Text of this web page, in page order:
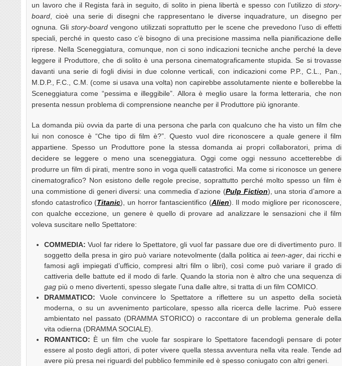
un lavoro che il Regista farà in seguito, di solito in piena libertà e spesso con l’utilizzo di story-
board , cioè una serie di disegni che rappresentano le diverse inquadrature, un disegno per
ognuna. Glistory-board vengono utilizzati soprattutto per le scene che prevedono l’uso di effetti
speciali, perché in questo caso c’è bisogno di una precisione massima nella pianificazione delle
riprese. Nella Sceneggiatura, comunque, non ci sono indicazioni tecniche anche perché la deve
leggere il Produttore, che di solito è una persona cinematograficamente stupida. Se si trovasse
davanti una serie di fogli divisi in due colonne verticali, con indicazioni come P.P., C.L., Pan.,
M.D.P., F.C., C.M. (come si usava una volta) non capirebbe assolutamente niente e bollerebbe la
Sceneggiatura come “pessima e illeggibile”. Allora è meglio usare la forma letteraria, che non
presenta nessun problema di comprensione neanche per il Produttore più ignorante.
La domanda più ovvia da parte di una persona che parla con qualcuno che ha visto un film che
lui non conosce è “Che tipo di film è?”. Questo vuol dire riconoscere a quale genere il film
appartiene. Spesso un Produttore pone la stessa domanda ai propri collaboratori, prima di
decidere se leggere o meno una sceneggiatura. Oggi come oggi nessuno accetterebbe di
produrre un film di pirati, mentre sono in voga quelli catastrofici. Ma come si riconosce un genere
cinematografico? Non esistono delle regole precise, soprattutto perché molto spesso un film è
una commistione di generi diversi: una commedia d’azione (Pulp Fiction), una storia d’amore a
sfondo catastrofico (Titanic), un horror fantascientifico (Alien). Il modo migliore per riconoscere,
con qualche eccezione, un genere è quello di provare ad analizzare le sensazioni che il film
voleva suscitare nello Spettatore:
COMMEDIA: Vuol far ridere lo Spettatore, gli vuol far passare due ore di divertimento puro. Il
soggetto della presa in giro può variare notevolmente (dalla politica ai teen-ager, dai ricchi e
famosi agli impiegati d’ufficio, compresi altri film o libri), così come può variare il grado di
cattiveria delle battute ed il modo di farle. Quando la storia non è altro che una sequenza di
gag più o meno divertenti, spesso slegate l’una dalle altre, si tratta di un film COMICO.
DRAMMATICO: Vuole convincere lo Spettatore a riflettere su un aspetto della società
moderna, o su un avvenimento particolare, spesso alla ricerca delle lacrime. Può essere
ambientato nel passato (DRAMMA STORICO) o raccontare di un problema generale della
vita odierna (DRAMMA SOCIALE).
ROMANTICO: È un film che vuole far sospirare lo Spettatore facendogli pensare di poter
essere al posto degli attori, di poter vivere quella stessa avventura nella vita reale. Tende ad
avere più presa nei riguardi del pubblico femminile ed è spesso coniugato con altri generi.